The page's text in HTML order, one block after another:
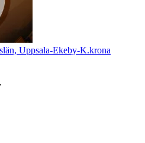
Uppsala-Ekeby-K.krona
.